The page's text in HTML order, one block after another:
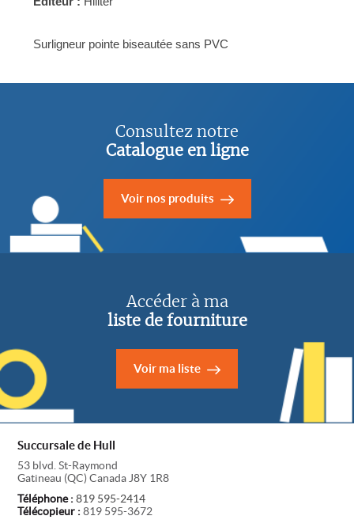
Surligneur pointe biseautée sans PVC
Consultez notre
Catalogue en ligne
Voir nos produits
Accéder à ma
liste de fourniture
Voir ma liste
Succursale de Hull
53 blvd. St-Raymond
Gatineau (QC)Canada J8Y 1R8
Téléphone : 819 595-2414
Télécopieur : 819 595-3672